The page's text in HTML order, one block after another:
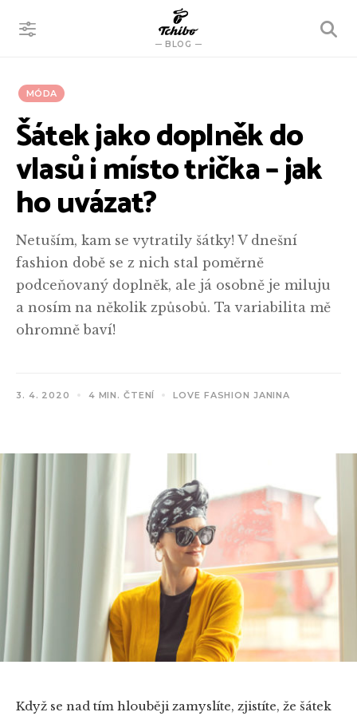
BLOG
VYHLEDÁVÁNÍ
MÓDA
Šátek jako doplněk do
vlasů i místo trička – jak
ho uvázat?
Netuším, kam se vytratily šátky! V dnešní
fashion době se z nich stal poměrně
podceňovaný doplněk, ale já osobně je miluju
a nosím na několik způsobů. Ta variabilita mě
ohromně baví!
3. 4. 2020 4 MIN. ČTENÍ LOVE FASHION JANINA
Když se nad tím hlouběji zamyslíte, zjistíte, že šátek